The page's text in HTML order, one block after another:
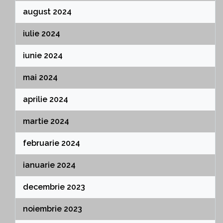
august 2024
iulie 2024
iunie 2024
mai 2024
aprilie 2024
martie 2024
februarie 2024
ianuarie 2024
decembrie 2023
noiembrie 2023